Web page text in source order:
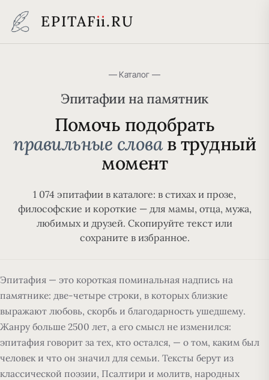
EPITAFii.RU
— Каталог —
Эпитафии на памятник
Помочь подобрать
правильные словав трудный
момент
1 074 эпитафии в каталоге: в стихах и прозе,
философские и короткие — для мамы, отца, мужа,
любимых и друзей. Скопируйте текст или
сохраните в избранное.
Эпитафия — это короткая поминальная надпись на
памятнике: две-четыре строки, в которых близкие
выражают любовь, скорбь и благодарность ушедшему.
Жанру больше 2500 лет, а его смысл не изменился:
эпитафия говорит за тех, кто остался, — о том, каким был
человек и что он значил для семьи. Тексты берут из
классической поэзии, Псалтири и молитв, народных